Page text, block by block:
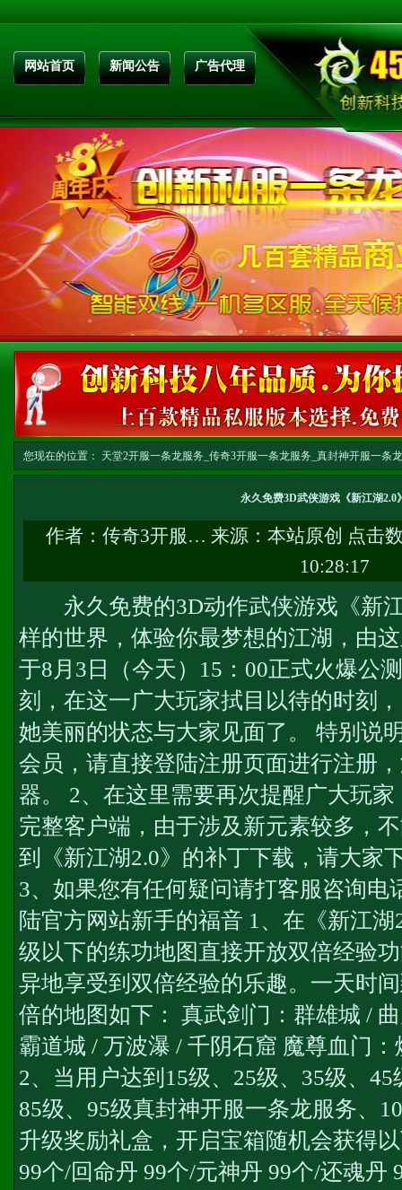
网站首页 新闻公告 广告代理
您现在的位置： 天堂2开服一条龙服务_传奇3开服一条龙服务_真封神开服一条
永久免费3D武侠游戏《新江湖2.0
作者： 传奇3开服… 来源：本站原创 点击
10:28:17
永久免费的3D动作武侠游戏《新江
样的世界，体验你最梦想的江湖，由
于8月3日（今天）15：00正式火爆公
刻，在这一广大玩家拭目以待的时刻
她美丽的状态与大家见面了。 特别说
会员，请直接登陆注册页面进行注册
器。 2、在这里需要再次提醒广大玩
完整客户端，由于涉及新元素较多，
到《新江湖2.0》的补丁下载，请大家
3、如果您有任何疑问请打客服咨询电
陆官方网站新手的福音 1、在《新江
级以下的练功地图直接开放双倍经验
异地享受到双倍经验的乐趣。一天时
倍的地图如下： 真武剑门：群雄城 /
霸道城 / 万波瀑 / 千阴石窟 魔尊血门
2、当用户达到15级、25级、35级、
85级、95级真封神开服一条龙服务、
升级奖励礼盒，开启宝箱随机会获得
99个/回命丹 99个/元神丹 99个/还魂丹